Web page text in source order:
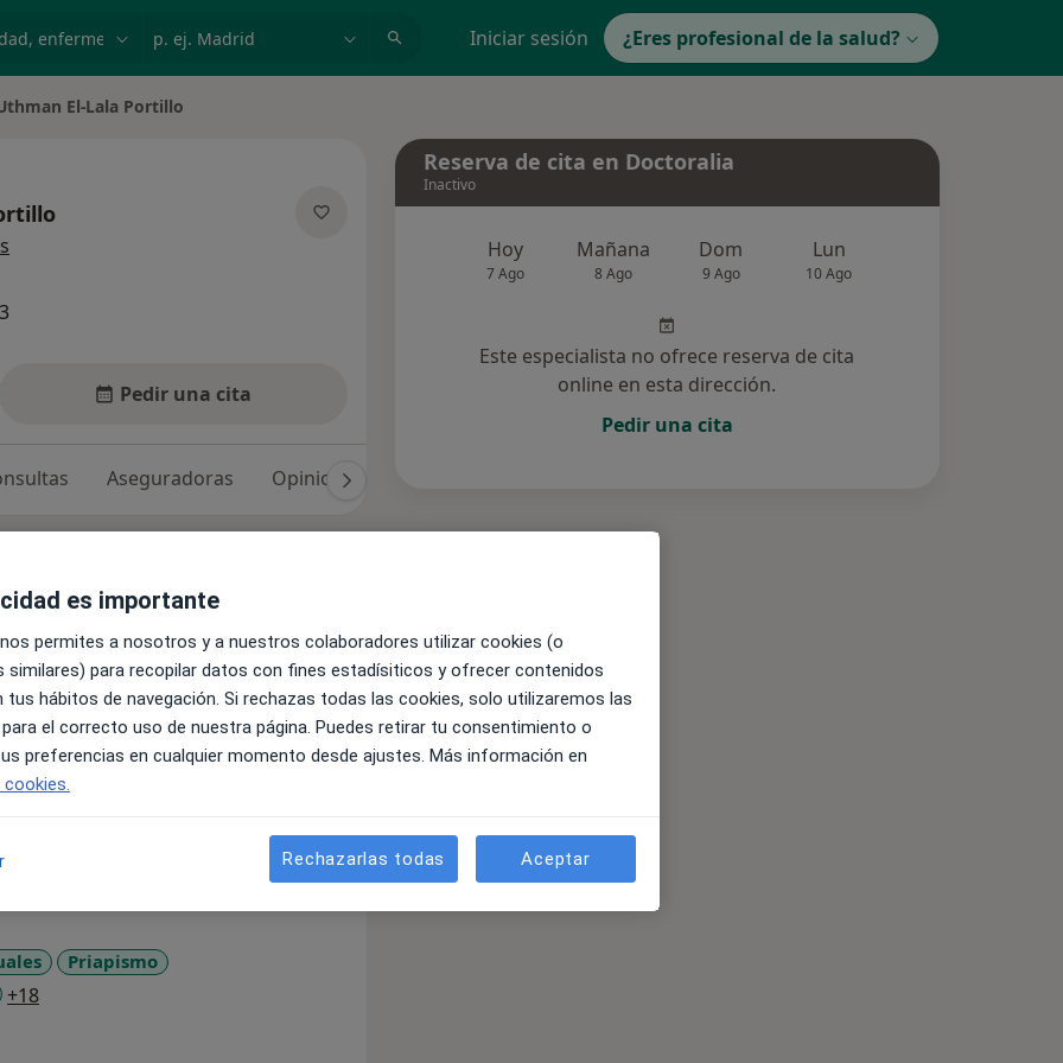
Iniciar sesión ¿Eres profesional de la salud?
de ciudad
El-Lala Portillo
Pedir una cita
Aseguradoras Opiniones
mundial en salud sexual
de disfunciones sexuales
precoz, curvatura del Pene y
y 1.200.000 pacientes atendidos
con un 95% de resultados
del pene
Priapismo
+18a11y_sr_more_diseases
Reserva de cita en Doctoralia
Inactivo
Hoy
7 Ago
Mañana
8 Ago
Dom
9 Ago
Lun
10 Ago
Este especialista no ofrece reserva de cita
online en esta dirección.
Pedir una cita
es importante
permites a nosotros y a nuestros colaboradores utilizar cookies (o
similares) para recopilar datos con fines estadísiticos y ofrecer contenidos
tus hábitos de navegación. Si rechazas todas las cookies, solo utilizaremos las
el correcto uso de nuestra página. Puedes retirar tu consentimiento o
preferencias en cualquier momento desde ajustes. Más información en
Rechazarlas todas Aceptar